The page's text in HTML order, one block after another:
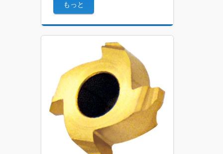
もっと